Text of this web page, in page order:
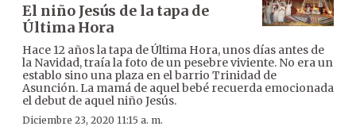
El niño Jesús de la tapa de
Última Hora
Hace 12 años la tapa de Última Hora, unos días antes de
la Navidad, traía la foto de un pesebre viviente. No era un
establo sino una plaza en el barrio Trinidad de
Asunción. La mamá de aquel bebé recuerda emocionada
el debut de aquel niño Jesús.
Diciembre 23, 2020 11:15 a. m.